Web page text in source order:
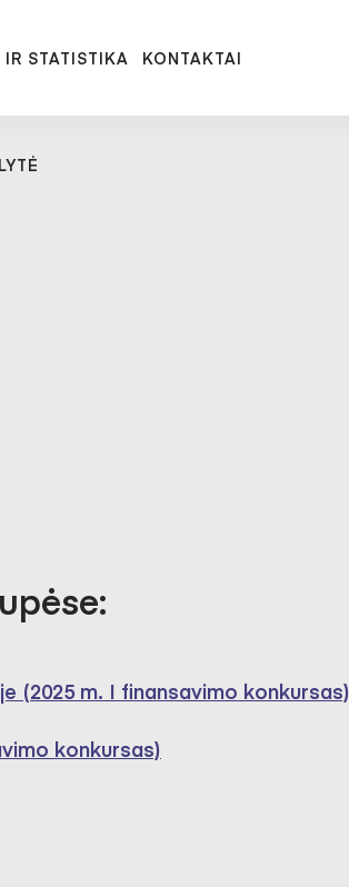
IR STATISTIKA KONTAKTAI
(2025 m. I finansavimo konkursas)
konkursas)